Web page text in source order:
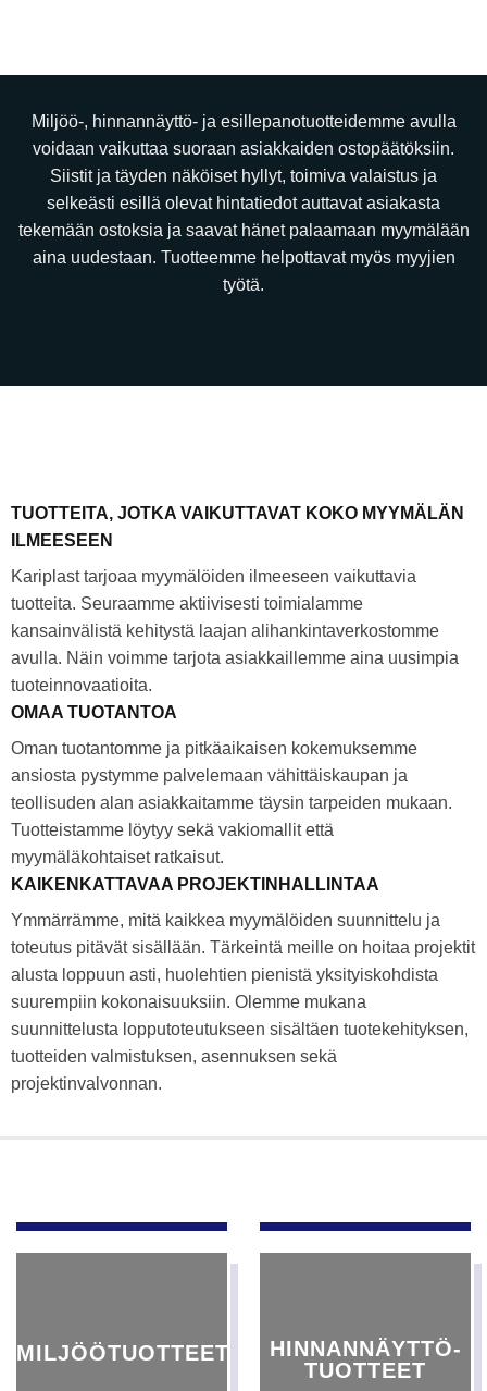
Miljöö-, hinnannäyttö- ja esillepanotuotteidemme avulla
voidaan vaikuttaa suoraan asiakkaiden ostopäätöksiin.
Siistit ja täyden näköiset hyllyt, toimiva valaistus ja
selkeästi esillä olevat hintatiedot auttavat asiakasta
tekemään ostoksia ja saavat hänet palaamaan myymälään
aina uudestaan. Tuotteemme helpottavat myös myyjien
työtä.
TUOTTEITA, JOTKA VAIKUTTAVAT KOKO MYYMÄLÄN
ILMEESEEN
Kariplast tarjoaa myymälöiden ilmeeseen vaikuttavia
tuotteita. Seuraamme aktiivisesti toimialamme
kansainvälistä kehitystä laajan alihankintaverkostomme
avulla. Näin voimme tarjota asiakkaillemme aina uusimpia
tuoteinnovaatioita.
OMAA TUOTANTOA
Oman tuotantomme ja pitkäaikaisen kokemuksemme
ansiosta pystymme palvelemaan vähittäiskaupan ja
teollisuden alan asiakkaitamme täysin tarpeiden mukaan.
Tuotteistamme löytyy sekä vakiomallit että
myymäläkohtaiset ratkaisut.
KAIKENKATTAVAA PROJEKTINHALLINTAA
Ymmärrämme, mitä kaikkea myymälöiden suunnittelu ja
toteutus pitävät sisällään. Tärkeintä meille on hoitaa projektit
alusta loppuun asti, huolehtien pienistä yksityiskohdista
suurempiin kokonaisuuksiin. Olemme mukana
suunnittelusta lopputoteutukseen sisältäen tuotekehityksen,
tuotteiden valmistuksen, asennuksen sekä
projektinvalvonnan.
MILJÖÖTUOTTEET
HINNANNÄYTTÖ-
TUOTTEET